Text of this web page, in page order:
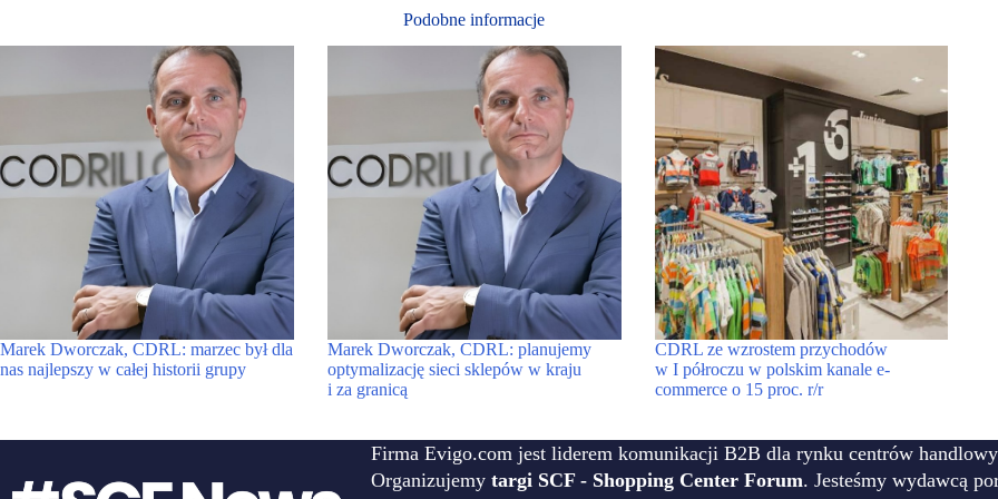
Podobne informacje
Marek Dworczak, CDRL: marzec był dla
nas najlepszy w całej historii grupy
Marek Dworczak, CDRL: planujemy
optymalizację sieci sklepów w kraju
i za granicą
CDRL ze wzrostem przychodów
w I półroczu w polskim kanale e-
commerce o 15 proc. r/r
Firma Evigo.com jest liderem komunikacji B2B dla rynku centrów
Organizujemy targi SCF - Shopping Center Forum. Jesteśmy wydawcą